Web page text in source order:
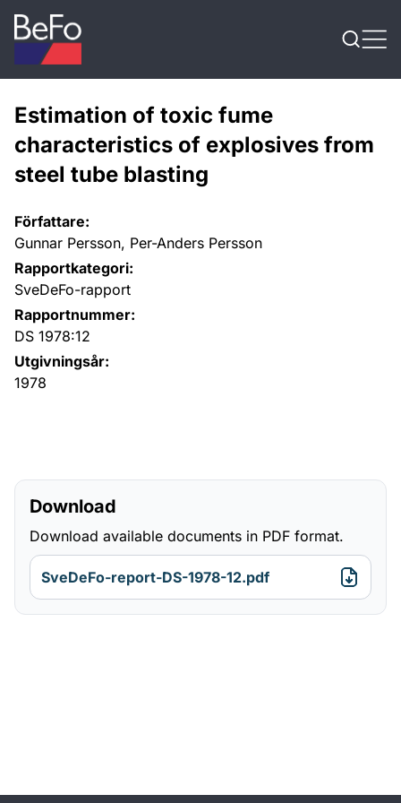
Skip to content
Estimation of toxic fume
characteristics of explosives from
steel tube blasting
Författare:
Gunnar Persson, Per-Anders Persson
Rapportkategori:
SveDeFo-rapport
Rapportnummer:
DS 1978:12
Utgivningsår:
1978
Download
Download available documents in PDF format.
SveDeFo-report-DS-1978-12.pdf